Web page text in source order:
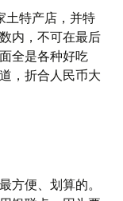
土特产店，并特
内，不可在最后
全是各种好吃
，折合人民币大
方便、划算的。